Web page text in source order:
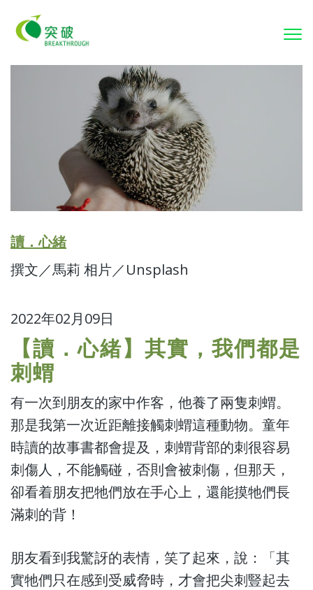
讀．心緒
撰文／馬莉 相片／Unsplash
2022年02月09日
【讀．心緒】其實，我們都是
刺蝟
有一次到朋友的家中作客，他養了兩隻刺蝟。
那是我第一次近距離接觸刺蝟這種動物。童年
時讀的故事書都會提及，刺蝟背部的刺很容易
刺傷人，不能觸碰，否則會被刺傷，但那天，
卻看着朋友把牠們放在手心上，還能摸牠們長
滿刺的背！
朋友看到我驚訝的表情，笑了起來，說：「其
實牠們只在感到受威脅時，才會把尖刺豎起去